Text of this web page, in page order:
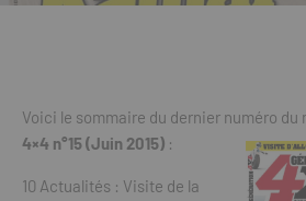
Voici le sommaire du dernier numéro du
4×4 n°15 (Juin 2015) :
10 Actualités : Visite de la